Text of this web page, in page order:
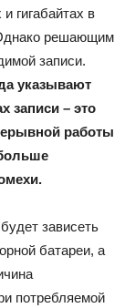
гигабайтах в
решающим
записи.
указывают
записи – это
работы
зависеть
батареи, а
потребляемой